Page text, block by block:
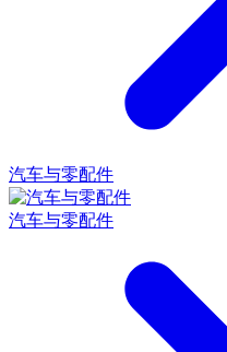
汽车与零配件
汽车与零配件